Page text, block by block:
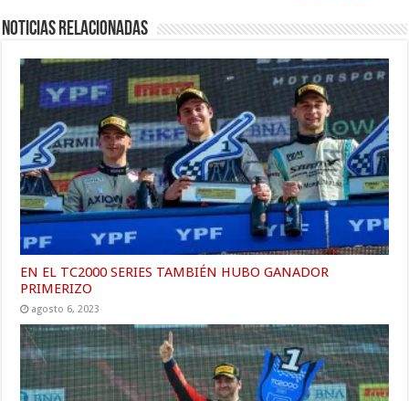
Noticias relacionadas
EN EL TC2000 SERIES TAMBIÉN HUBO GANADOR
PRIMERIZO
agosto 6, 2023